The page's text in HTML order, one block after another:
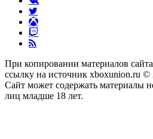
При копировании материалов
ссылку на источник xboxunion.ru ©
Сайт может содержать материалы
лиц младше 18 лет.